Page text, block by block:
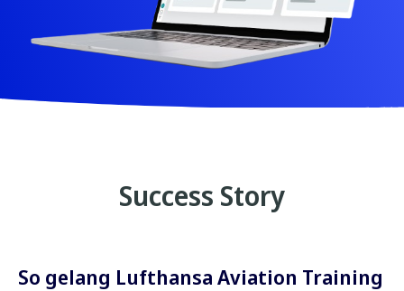
Success Story
So gelang Lufthansa Aviation Training